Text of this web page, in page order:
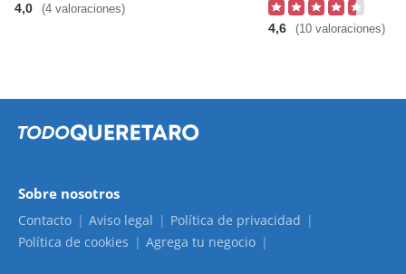
4,0 (4 valoraciones)
4,6 (10 valoraciones)
Sobre nosotros
Contacto Aviso legal
Política de privacidad
Política de cookies
Agrega tu negocio